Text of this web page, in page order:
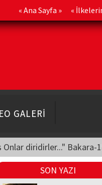
« Ana Sayfa » «
GALERİ
diridirler..." Bakara-
SON YAZI